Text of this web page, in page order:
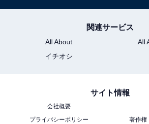
意と、彼を阻止しようと奮闘する仲間
よいよクライマックス直前です。
関連サービス
All About
All
イチオシ
サイト情報
会社概要
プライバシーポリシー
著作権